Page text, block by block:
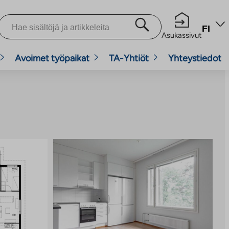
Asukassivut
FI
Avoimet työpaikat TA-Yhtiöt Yhteystiedot